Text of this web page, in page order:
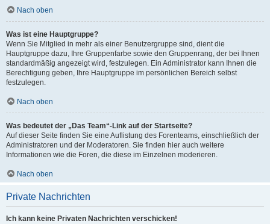
Nach oben
Was ist eine Hauptgruppe?
Wenn Sie Mitglied in mehr als einer Benutzergruppe sind, dient die
Hauptgruppe dazu, Ihre Gruppenfarbe sowie den Gruppenrang, der bei Ihnen
standardmäßig angezeigt wird, festzulegen. Ein Administrator kann Ihnen die
Berechtigung geben, Ihre Hauptgruppe im persönlichen Bereich selbst
festzulegen.
Nach oben
Was bedeutet der „Das Team“-Link auf der Startseite?
Auf dieser Seite finden Sie eine Auflistung des Forenteams, einschließlich der
Administratoren und der Moderatoren. Sie finden hier auch weitere
Informationen wie die Foren, die diese im Einzelnen moderieren.
Nach oben
Private Nachrichten
Ich kann keine Privaten Nachrichten verschicken!